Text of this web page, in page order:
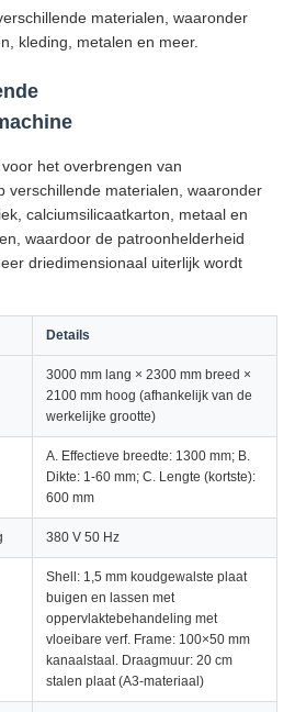
materialen, waaronder
kleding, metalen en meer.
het overbrengen van
verschillende materialen, waaronder
calciumsilicaatkarton, metaal en
waardoor de patroonhelderheid
driedimensionaal uiterlijk wordt
Details
3000 mm lang × 2300 mm breed ×
2100 mm hoog (afhankelijk van de
werkelijke grootte)
A. Effectieve breedte: 1300 mm; B.
Dikte: 1-60 mm; C. Lengte (kortste):
600 mm
380 V 50 Hz
Shell: 1,5 mm koudgewalste plaat
buigen en lassen met
oppervlaktebehandeling met
vloeibare verf. Frame: 100×50 mm
kanaalstaal. Draagmuur: 20 cm
stalen plaat (A3-materiaal)